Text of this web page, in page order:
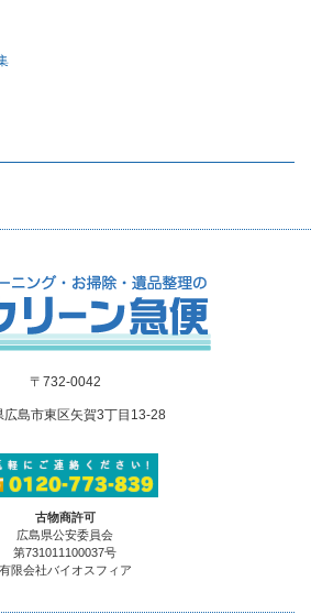
〒732-0042
広島市東区矢賀3丁目13-28
古物商許可
広島県公安委員会
第731011100037号
有限会社バイオスフィア